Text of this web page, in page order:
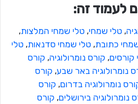
לעמוד זה:
, טלי שמחי, טלי שמחי המלצות,
כתובת, טלי שמחי סדנאות, טלי
קורסים, קורס נומרולוגיה, קורס
נומרולוגיה באר שבע, קורס
נומרולוגיה בדרום, קורס
נומרולוגיה בירושלים, קורס